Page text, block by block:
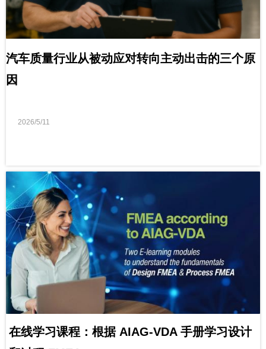
在线学习课程：根据 AIAG-VDA 手册学习设计
2026/5/11
汽车质量行业从被动应对转向主动出击的三个原
因